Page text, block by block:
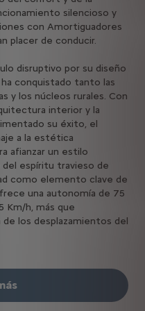
silencioso y
con Amortiguadores
placer de conducir.
disruptivo por su diseño
conquistado tanto las
y los núcleos rurales. Con
interior y la
su éxito, el
a la estética
afianzar un estilo
espíritu travieso de
como elemento clave de
una autonomía de 75
Km/h, más que
los desplazamientos del